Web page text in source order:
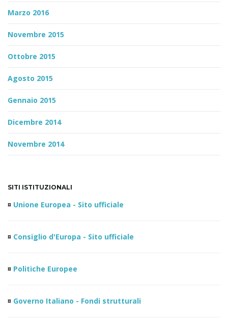
Marzo 2016
Novembre 2015
Ottobre 2015
Agosto 2015
Gennaio 2015
Dicembre 2014
Novembre 2014
SITI ISTITUZIONALI
¤ Unione Europea - Sito ufficiale
¤ Consiglio d'Europa - Sito ufficiale
¤ Politiche Europee
¤ Governo Italiano - Fondi strutturali